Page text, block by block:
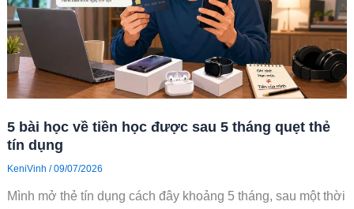
5 bài học về tiền học được sau 5 tháng quẹt thẻ
tín dụng
KeniVinh /09/07/2026
Mình mở thẻ tín dụng cách đây khoảng 5 tháng, sau một thời